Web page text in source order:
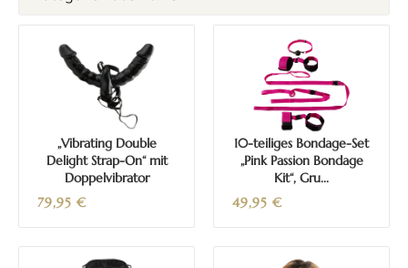
„Vibrating Double
Delight Strap-On“ mit
Doppelvibrator
79,95 €
10-teiliges Bondage-Set
„Pink Passion Bondage
Kit“, Gru...
49,95 €